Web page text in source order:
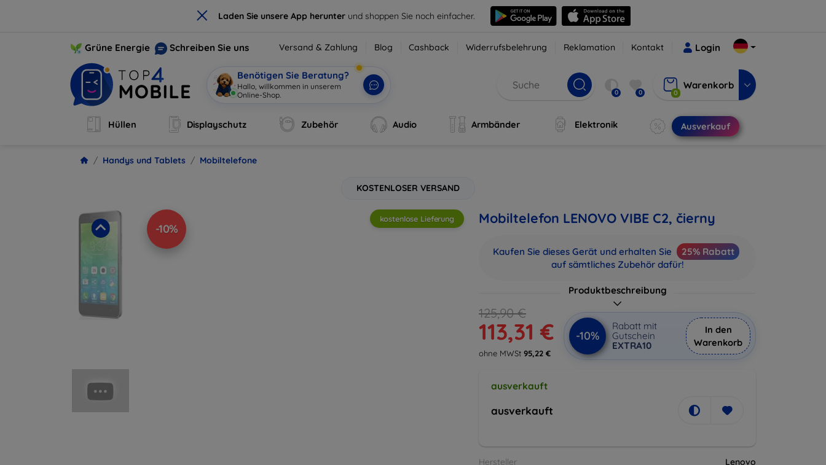
× Laden Sie unsere App herunter und shoppen Sie noch einfacher.
Grüne Energie Schreiben Sie uns Versand & Zahlung Blog Cashback Widerrufsbelehrung Reklamation Kontakt Login
Benötigen Sie Beratung?
Hallo, willkommen in unserem
Onli| 0 0 0
Warenkorb
Hüllen Displayschutz Zubehör Audio Armbänder Elektronik Ausverkauf
Handys und Tablets Mobiltelefone
KOSTENLOSER VERSAND
-10%
kostenlose Lieferung Mobiltelefon LENOVO VIBE C2, čierny
Kaufen Sie dieses Gerät und erhalten Sie
25% Rabatt
auf sämtliches Zubehör dafür!
Produktbeschreibung
125,90 €
113,31 €
ohne MWSt 95,22 €
-10%
Rabatt mit
Gutschein
EXTRA10
In den
Warenkorb
ausverkauft
ausverkauft
Hersteller
Lenovo